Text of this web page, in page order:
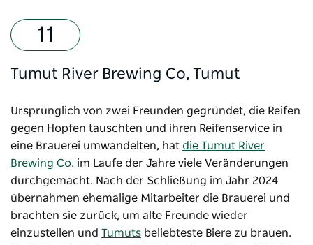
Tumut River Brewing Co, Tumut
Ursprünglich von zwei Freunden gegründet, die Reifen
gegen Hopfen tauschten und ihren Reifenservice in
eine Brauerei umwandelten, hat die Tumut River
Brewing Co. im Laufe der Jahre viele Veränderungen
durchgemacht. Nach der Schließung im Jahr 2024
übernahmen ehemalige Mitarbeiter die Brauerei und
brachten sie zurück, um alte Freunde wieder
einzustellen und Tumuts beliebteste Biere zu brauen.